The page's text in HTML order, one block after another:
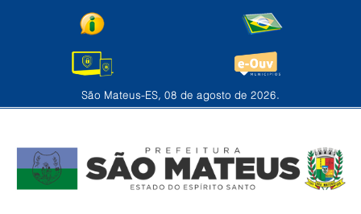
São Mateus-ES, 08 de agosto de 2026.